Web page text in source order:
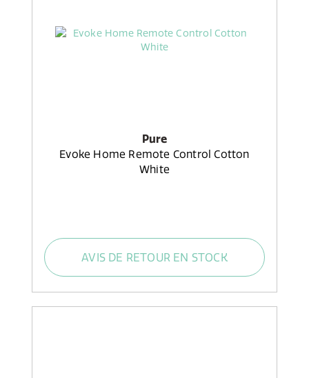
Pure
Evoke Home Remote Control Cotton
White
AVIS DE RETOUR EN STOCK